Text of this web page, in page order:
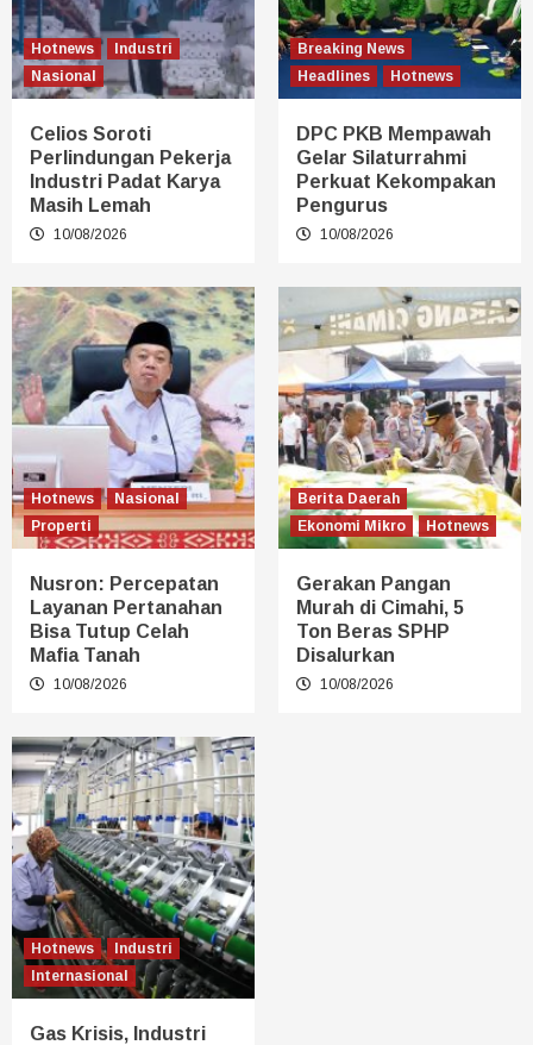
Hotnews
Industri
Nasional
Celios Soroti
Perlindungan Pekerja
Industri Padat Karya
Masih Lemah
10/08/2026
Breaking News
Headlines
Hotnews
DPC PKB Mempawah
Gelar Silaturrahmi
Perkuat Kekompakan
Pengurus
10/08/2026
Hotnews
Nasional
Properti
Nusron: Percepatan
Layanan Pertanahan
Bisa Tutup Celah
Mafia Tanah
10/08/2026
Berita Daerah
Ekonomi Mikro
Hotnews
Gerakan Pangan
Murah di Cimahi, 5
Ton Beras SPHP
Disalurkan
10/08/2026
Hotnews
Industri
Internasional
Gas Krisis, Industri